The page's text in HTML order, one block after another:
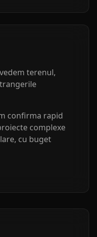
terenul,
confirma rapid
complexe
cu buget